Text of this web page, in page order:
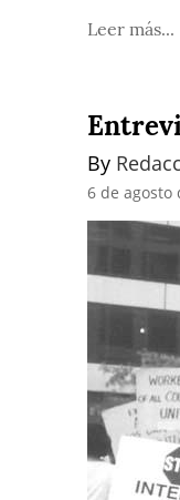
Leer más...
By
6 de agosto